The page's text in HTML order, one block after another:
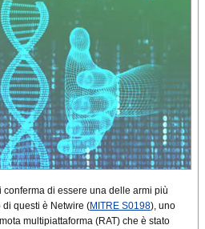
di essere una delle armi più
questi è Netwire (MITRE S0198), uno
multipiattaforma (RAT) che è stato